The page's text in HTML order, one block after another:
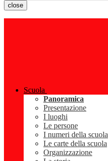
close
Scuola
Panoramica
Presentazione
I luoghi
Le persone
I numeri della scuola
Le carte della scuola
Organizzazione